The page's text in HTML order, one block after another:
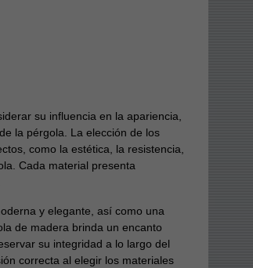
su influencia en la apariencia,
la pérgola. La elección de los
como la estética, la resistencia,
Cada material presenta
y elegante, así como una
de madera brinda un encanto
su integridad a lo largo del
correcta al elegir los materiales